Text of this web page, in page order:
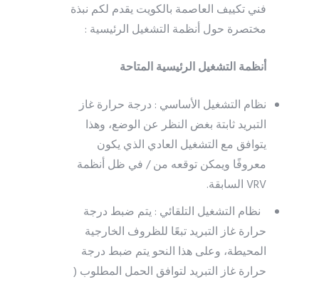
فني تكييف العاصمة بالكويت يقدم لكم نبذة
مختصرة حول أنظمة التشغيل الرئيسية :
أنظمة التشغيل الرئيسية المتاحة
نظام التشغيل الأساسي : درجة حرارة غاز
التبريد ثابتة بغض النظر عن الوضع، وهذا
يتوافق مع التشغيل العادي الذي يكون
معروفًا ويمكن توقعه من / في ظل أنظمة
VRV السابقة.
نظام التشغيل التلقائي : يتم ضبط درجة
حرارة غاز التبريد تبعًا للظروف الخارجية
المحيطة، وعلى هذا النحو يتم ضبط درجة
حرارة غاز التبريد لتوافق الحمل المطلوب (